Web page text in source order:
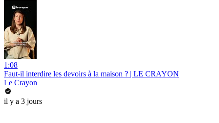
1:08
Faut-il interdire les devoirs à la maison ? | LE CRAYON
Le Crayon
il y a 3 jours